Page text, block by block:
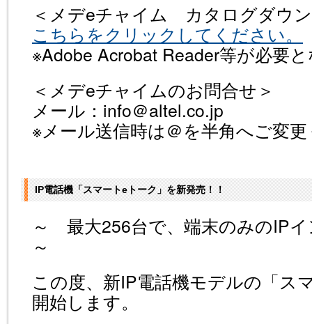
＜メデeチャイム カタログダウ
こちらをクリックしてください。
※Adobe Acrobat Reader等が必要
＜メデeチャイムのお問合せ＞
メール：info＠altel.co.jp
※メール送信時は＠を半角へご変
IP電話機「スマートeトーク」を新発売！！
～ 最大256台で、端末のみのIP
～
この度、新IP電話機モデルの「ス
開始します。